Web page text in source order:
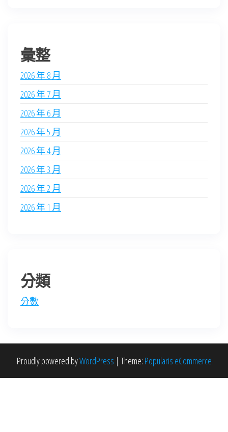
彙整
2026 年 8 月
2026 年 7 月
2026 年 6 月
2026 年 5 月
2026 年 4 月
2026 年 3 月
2026 年 2 月
2026 年 1 月
分類
分數
Proudly powered byWordPress | Theme: Popularis eCommerce